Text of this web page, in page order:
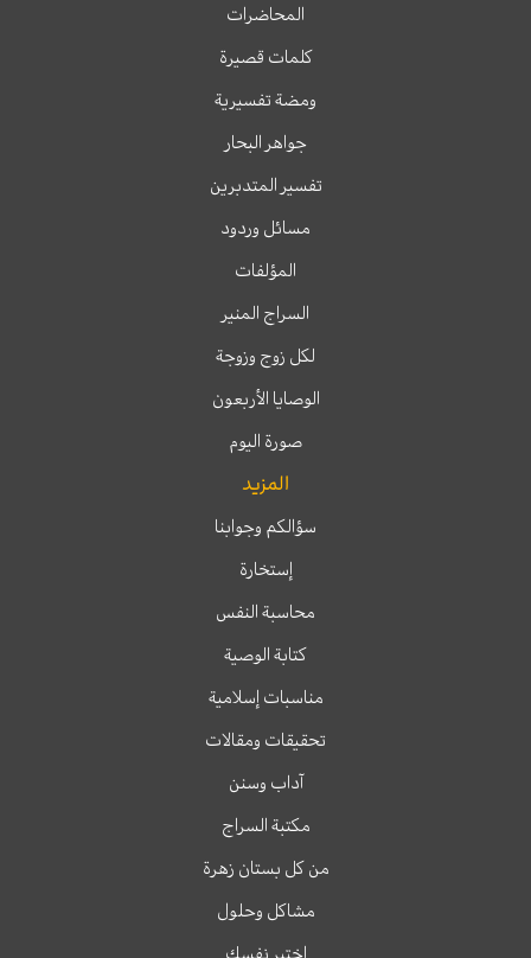
المحاضرات
كلمات قصيرة
ومضة تفسيرية
جواهر البحار
تفسير المتدبرين
مسائل وردود
المؤلفات
السراج المنير
لكل زوج وزوجة
الوصايا الأربعون
صورة اليوم
المزيد
سؤالكم وجوابنا
إستخارة
محاسبة النفس
كتابة الوصية
مناسبات إسلامية
تحقيقات ومقالات
آداب وسنن
مكتبة السراج
من كل بستان زهرة
مشاكل وحلول
اختبر نفسك